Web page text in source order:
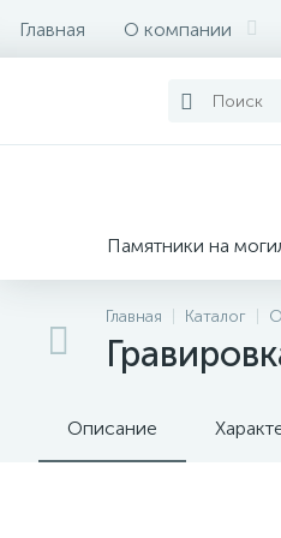
Главная О компании
Памятники на
Главная Каталог
Описание